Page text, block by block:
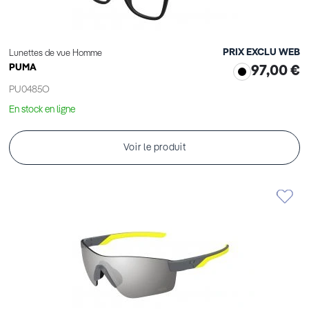
Lunettes de vue Homme
PUMA
PU0485O
PRIX EXCLU WEB
97,00 €
En stock en ligne
Voir le produit